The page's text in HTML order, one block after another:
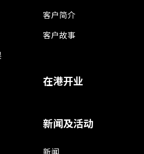
客户简介
客户故事
在港开业
新闻及活动
新闻